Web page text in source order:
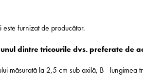
este furnizat de producător.
dintre tricourile dvs. preferate de
măsurată la 2,5 cm sub axilă, B - lungimea